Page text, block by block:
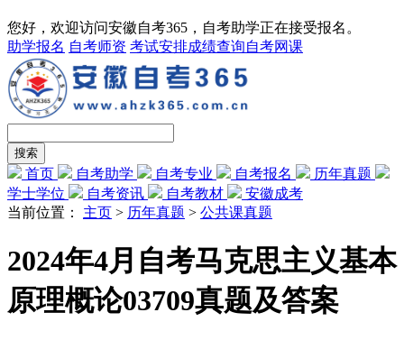
您好，欢迎访问安徽自考365，自考助学正在接受报名。
助学报名 自考师资 考试安排成绩查询自考网课
首页 自考助学 自考专业 自考报名
历年真题
学士学位
自考资讯 自考教材
安徽成考
当前位置： 主页 > 历年真题 > 公共课真题
2024年4月自考马克思主义基本
原理概论03709真题及答案